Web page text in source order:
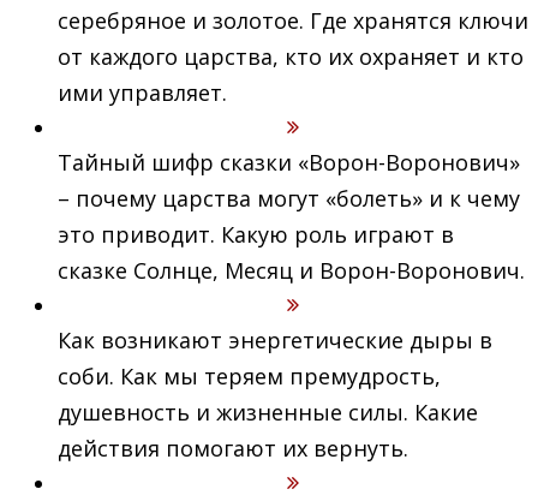
серебряное и золотое. Где хранятся ключи
от каждого царства, кто их охраняет и кто
ими управляет.
Тайный шифр сказки «Ворон-Воронович»
– почему царства могут «болеть» и к чему
это приводит. Какую роль играют в
сказке Солнце, Месяц и Ворон-Воронович.
Как возникают энергетические дыры в
соби. Как мы теряем премудрость,
душевность и жизненные силы. Какие
действия помогают их вернуть.